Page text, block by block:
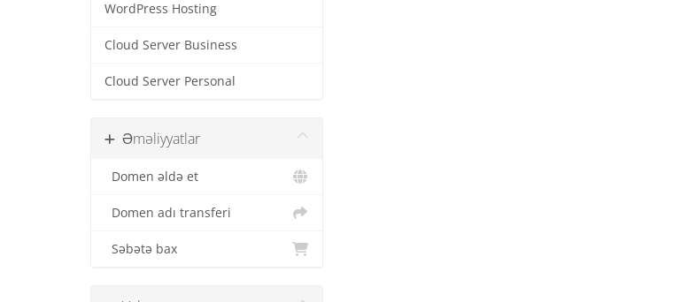
WordPress Hosting
Cloud Server Business
Cloud Server Personal
Əməliyyatlar
Domen əldə et
Domen adı transferi
Səbətə bax